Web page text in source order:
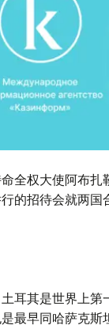
全权大使阿布扎
的招待会就两国
耳其是世界上第
最早同哈萨克斯